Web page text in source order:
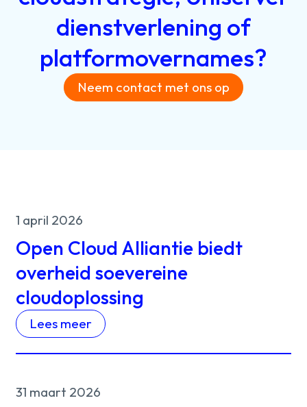
dienstverlening of
platformovernames?
Neem contact met ons op
1 april 2026
Open Cloud Alliantie biedt
overheid soevereine
cloudoplossing
Lees meer
31 maart 2026